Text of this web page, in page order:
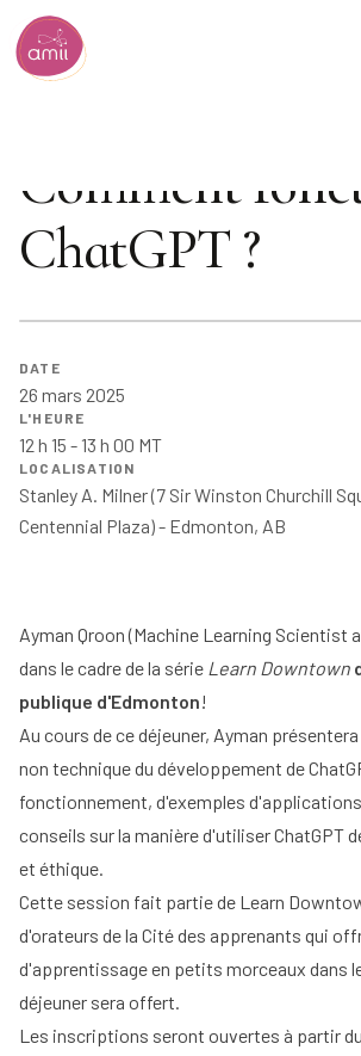
Institut de l'intelligence artificielle de
Comment
ChatGPT ?
DATE
26 mars 2025
L'HEURE
12 h 15 - 13 h 00 MT
LOCALISATION
Stanley A. Milner (7 Sir Winston Churchill
Centennial Plaza) - Edmonton, AB
Ayman Qroon(Machine Learning Scientist
dans le cadre de la série Learn Downtown
publique d'Edmonton!
Au cours de ce déjeuner, Ayman
non technique du développement de
fonctionnement, d'exemples
conseils sur la manière d'utiliser ChatGPT
et éthique.
Cette session fait partie de Learn
d'orateurs de la Cité des apprenants qui
d'apprentissage en petits morceaux dans
déjeuner sera offert.
Les inscriptions seront ouvertes à partir